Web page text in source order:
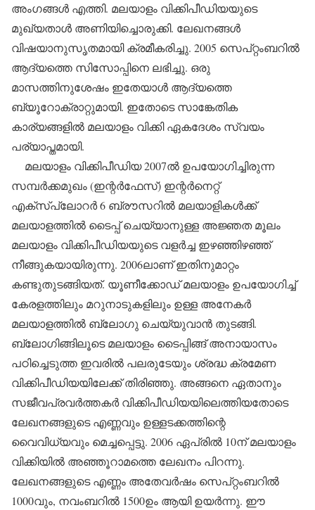
അംഗങ്ങള്‍ എത്തി. മലയാളം വിക്കിപീഡിയയുടെ
മുഖ്യതാള്‍ അണിയിച്ചൊരുക്കി. ലേഖനങ്ങള്‍
വിഷയാനുസൃതമായി ക്രമീകരിച്ചു. 2005 സെപ്റ്റംബറില്‍
ആദ്യത്തെ സിസോപ്പിനെ ലഭിച്ചു. ഒരു
മാസത്തിനുശേഷം ഇതേയാള്‍ ആദ്യത്തെ
ബ്യൂറോക്രാറ്റുമായി. ഇതോടെ സാങ്കേതിക
കാര്യങ്ങളില്‍ മലയാളം വിക്കി ഏകദേശം സ്വയം
പര്യാപ്തമായി.
മലയാളം വിക്കിപീഡിയ 2007ല്‍ ഉപയോഗിച്ചിരുന്ന
സമ്പര്‍ക്കമുഖം (ഇന്റര്‍ഫേസ്) ഇന്റര്‍നെറ്റ്
എക്‌സ്‌പ്ലോറര്‍ 6 ബ്രൗസറില്‍ മലയാളികള്‍ക്ക്
മലയാളത്തില്‍ ടൈപ്പ് ചെയ്യാനുള്ള അജ്ഞത മൂലം
മലയാളം വിക്കിപീഡിയയുടെ വളര്‍ച്ച ഇഴഞ്ഞിഴഞ്ഞ്
നീങ്ങുകയായിരുന്നു. 2006ലാണ് ഇതിനുമാറ്റം
കണ്ടുതുടങ്ങിയത്. യൂണീക്കോഡ് മലയാളം ഉപയോഗിച്ച്
കേരളത്തിലും മറുനാടുകളിലും ഉള്ള അനേകര്‍
മലയാളത്തില്‍ ബ്ലോഗു ചെയ്യുവാന്‍ തുടങ്ങി.
ബ്ലോഗിങ്ങിലൂടെ മലയാളം ടൈപ്പിങ്ങ് അനായാസം
പഠിച്ചെടുത്ത ഇവരില്‍ പലരുടേയും ശ്രദ്ധ ക്രമേണ
വിക്കിപീഡിയയിലേക്ക് തിരിഞ്ഞു. അങ്ങനെ ഏതാനും
സജീവപ്രവര്‍ത്തകര്‍ വിക്കിപീഡിയയിലെത്തിയതോടെ
ലേഖനങ്ങളുടെ എണ്ണവും ഉള്ളടക്കത്തിന്റെ
വൈവിധ്യവും മെച്ചപ്പെട്ടു. 2006 ഏപ്രില്‍ 10ന് മലയാളം
വിക്കിയില്‍ അഞ്ഞൂറാമത്തെ ലേഖനം പിറന്നു.
ലേഖനങ്ങളുടെ എണ്ണം അതേവര്‍ഷം സെപ്റ്റംബറില്‍
1000വും, നവംബറില്‍ 1500ഉം ആയി ഉയര്‍ന്നു. ഈ